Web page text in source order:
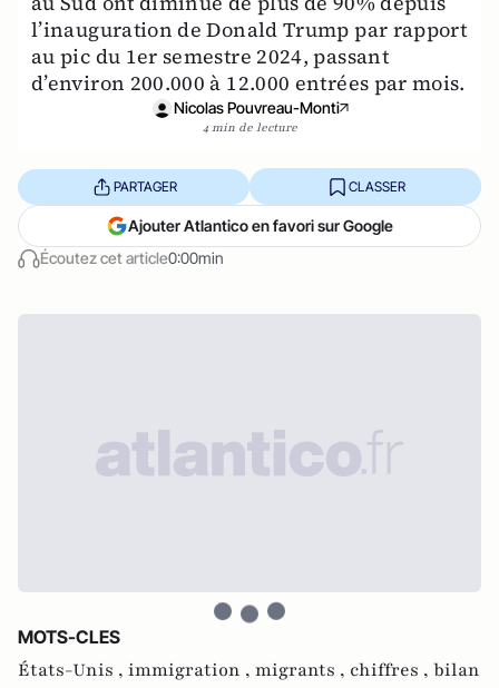
l’inauguration de Donald Trump par rapport
au pic du 1er semestre 2024, passant
d’environ 200.000 à 12.000 entrées par mois.
Nicolas Pouvreau-Monti
4 min de lecture
Écoutez cet article0:00min
PARTAGER CLASSER
Ajouter Atlantico en favori sur Google
MOTS-CLES
États-Unis , immigration , migrants , chiffres , bilan